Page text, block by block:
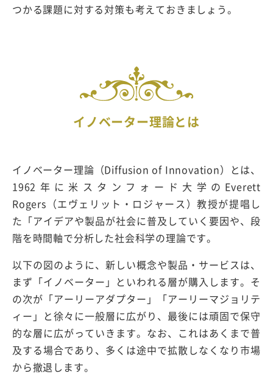
つかる課題に対する対策も考えておきましょう。
イノベーター理論とは
イノベーター理論（Diffusion of Innovation）とは、
1962年に米スタンフォード大学のEverett
Rogers（エヴェリット・ロジャース）教授が提唱し
た「アイデアや製品が社会に普及していく要因や、段
階を時間軸で分析した社会科学の理論です。
以下の図のように、新しい概念や製品・サービスは、
まず「イノベーター」といわれる層が購入します。そ
の次が「アーリーアダプター」「アーリーマジョリテ
ィー」と徐々に一般層に広がり、最後には頑固で保守
的な層に広がっていきます。なお、これはあくまで普
及する場合であり、多くは途中で拡散しなくなり市場
から撤退します。